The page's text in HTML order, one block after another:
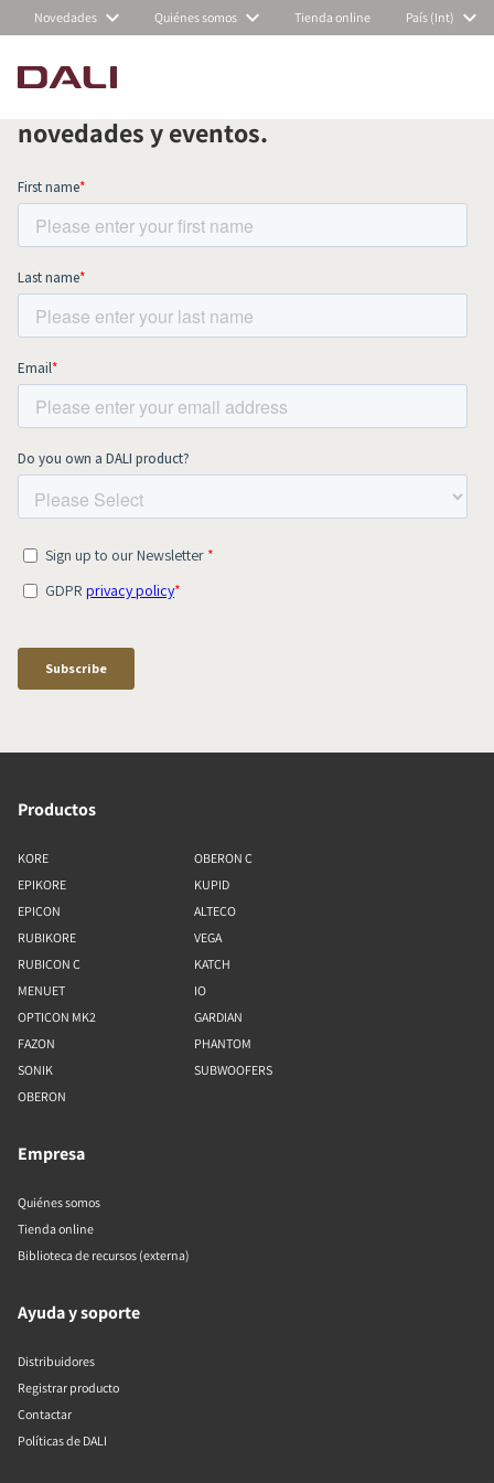
Novedades Quiénes somos Tienda online País (Int)
COMPARAR PRODUCTOS
Suscríbete a nuestra newsletter
mensual y mantente al día de todas las
novedades y eventos.
Productos
KORE
EPIKORE
EPICON
RUBIKORE
RUBICON C
MENUET
OPTICON MK2
FAZON
SONIK
OBERON
OBERON C
KUPID
ALTECO
VEGA
KATCH
IO
GARDIAN
PHANTOM
SUBWOOFERS
Empresa
Quiénes somos
Tienda online
Biblioteca de recursos (externa)
Ayuda y soporte
Distribuidores
Registrar producto
Contactar
Políticas de DALI